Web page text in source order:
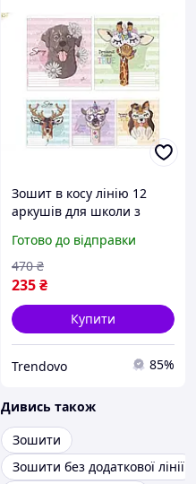
Зошит в косу лінію 12
аркушів для школи з
25 штук в упаковці
Готово до відправки
235₴
470 ₴
Купити
Trendovo 85%
Дивись також
Зошити
Зошити без додаткової лінії